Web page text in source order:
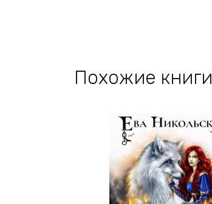
Похожие книги